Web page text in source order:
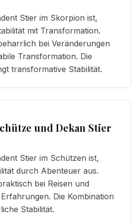
Stier im Skorpion ist,
mit Transformation.
bei Veränderungen
Transformation. Die
transformative Stabilität.
und Dekan Stier
Stier im Schützen ist,
durch Abenteuer aus.
bei Reisen und
Die Kombination
Stabilität.